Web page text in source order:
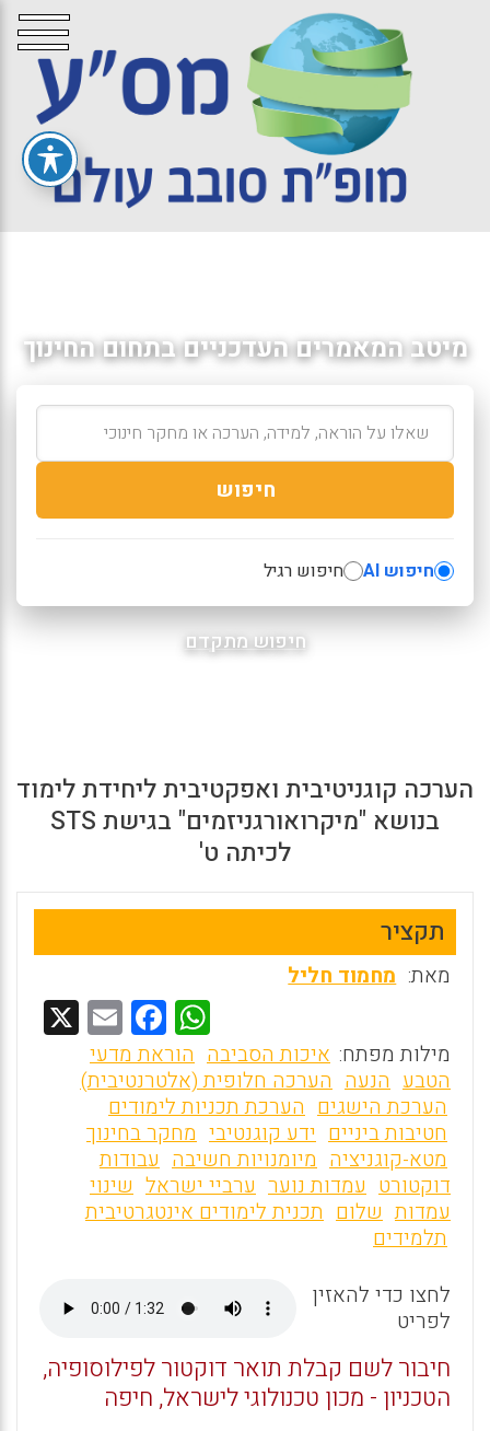
מיטב המאמרים העדכניים בתחום החינוך
חיפוש
חיפוש AI חיפוש רגיל
חיפוש מתקדם
הערכה קוגניטיבית ואפקטיבית ליחידת לימוד
בנושא "מיקרואורגניזמים" בגישת STS
לכיתה ט'
תקציר
מאת: מחמוד חליל
W
h
at
s
A
p
p
F
a
ce
b
o
o
k
E
m
ai
l
מילות מפתח: איכות הסביבה הוראת מדעי
הטבע הנעה הערכה חלופית (אלטרנטיבית)
הערכת הישגים הערכת תכניות לימודים
חטיבות ביניים ידע קוגנטיבי מחקר בחינוך
מטא-קוגניציה מיומנויות חשיבה עבודות
דוקטורט עמדות נוער ערביי ישראל שינוי
עמדות שלום תכנית לימודים אינטגרטיבית
תלמידים
לחצו כדי להאזין
לפריט
חיבור לשם קבלת תואר דוקטור לפילוסופיה,
הטכניון - מכון טכנולוגי לישראל, חיפה